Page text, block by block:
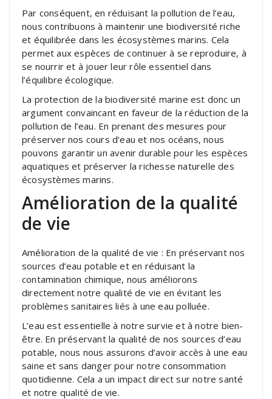
Par conséquent, en réduisant la pollution de l’eau,
nous contribuons à maintenir une biodiversité riche
et équilibrée dans les écosystèmes marins. Cela
permet aux espèces de continuer à se reproduire, à
se nourrir et à jouer leur rôle essentiel dans
l’équilibre écologique.
La protection de la biodiversité marine est donc un
argument convaincant en faveur de la réduction de la
pollution de l’eau. En prenant des mesures pour
préserver nos cours d’eau et nos océans, nous
pouvons garantir un avenir durable pour les espèces
aquatiques et préserver la richesse naturelle des
écosystèmes marins.
Amélioration de la qualité
de vie
Amélioration de la qualité de vie : En préservant nos
sources d’eau potable et en réduisant la
contamination chimique, nous améliorons
directement notre qualité de vie en évitant les
problèmes sanitaires liés à une eau polluée.
L’eau est essentielle à notre survie et à notre bien-
être. En préservant la qualité de nos sources d’eau
potable, nous nous assurons d’avoir accès à une eau
saine et sans danger pour notre consommation
quotidienne. Cela a un impact direct sur notre santé
et notre qualité de vie.